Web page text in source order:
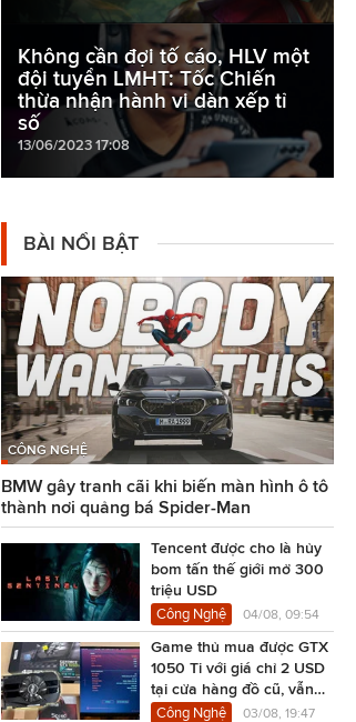
Không cần đợi tố cáo, HLV một
đội tuyển LMHT: Tốc Chiến
thừa nhận hành vi dàn xếp tỉ
số
13/06/2023 17:08
BÀI NỔI BẬT
CÔNG NGHỆ
BMW gây tranh cãi khi biến màn hình ô tô
thành nơi quảng bá Spider-Man
Tencent được cho là hủy
bom tấn thế giới mở 300
triệu USD
Công Nghệ 04/08, 09:54
Game thủ mua được GTX
1050 Ti với giá chỉ 2 USD
tại cửa hàng đồ cũ, vẫn
chạy Cyberpunk 2077
Công Nghệ 03/08, 19:47